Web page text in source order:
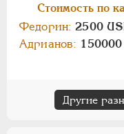
Стоимость по
Федорин: 2500
Адрианов:
Другие